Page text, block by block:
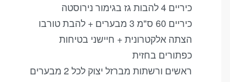
כיריים 4 להבות גז בגימור נירוסטה
כיריים 60 ס"מ 3 מבערים + להבת טורבו
הצתה אלקטרונית + חיישני בטיחות
כפתורים בחזית
ראשים ורשתות מברזל יצוק לכל 2 מבערים